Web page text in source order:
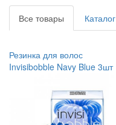
Все товары Каталог
Резинка для волос
Invisibobble Navy Blue 3шт